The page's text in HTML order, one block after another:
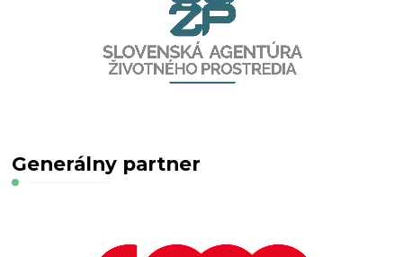
Generálny partner